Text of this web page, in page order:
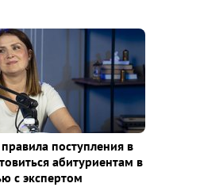
поступления в
абитуриентам в
с экспертом